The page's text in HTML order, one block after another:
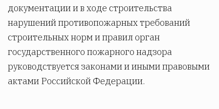
документации и в ходе строительства
нарушений противопожарных требований
строительных норм и правил орган
государственного пожарного надзора
руководствуется законами и иными правовыми
актами Российской Федерации.